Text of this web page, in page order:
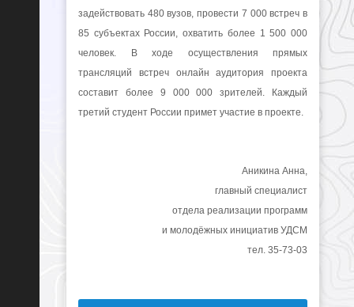
задействовать 480 вузов, провести 7 000 встреч в
85 субъектах России, охватить более 1 500 000
человек. В ходе осуществления прямых
трансляций встреч онлайн аудитория проекта
составит более 9 000 000 зрителей. Каждый
третий студент России примет участие в проекте.
Аникина Анна,
главный специалист
отдела реализации программ
и молодёжных инициатив УДСМ
тел. 35-73-03